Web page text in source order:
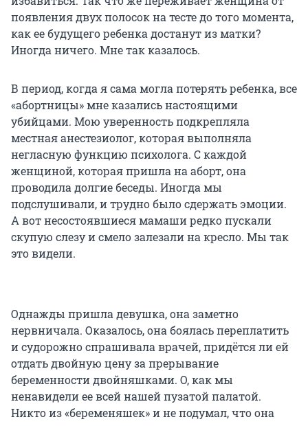
появления двух полосок на тесте до того момента,
как ее будущего ребенка достанут из матки?
Иногда ничего. Мне так казалось.
В период, когда я сама могла потерять ребенка, все
«абортницы» мне казались настоящими
убийцами. Мою уверенность подкрепляла
местная анестезиолог, которая выполняла
негласную функцию психолога. С каждой
женщиной, которая пришла на аборт, она
проводила долгие беседы. Иногда мы
подслушивали, и трудно было сдержать эмоции.
А вот несостоявшиеся мамаши редко пускали
скупую слезу и смело залезали на кресло. Мы так
это видели.
Однажды пришла девушка, она заметно
нервничала. Оказалось, она боялась переплатить
и судорожно спрашивала врачей, придётся ли ей
отдать двойную цену за прерывание
беременности двойняшками. О, как мы
ненавидели ее всей нашей пузатой палатой.
Никто из «беременяшек» и не подумал, что она